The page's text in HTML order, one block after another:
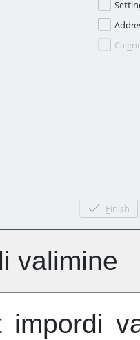
valimine
impordi